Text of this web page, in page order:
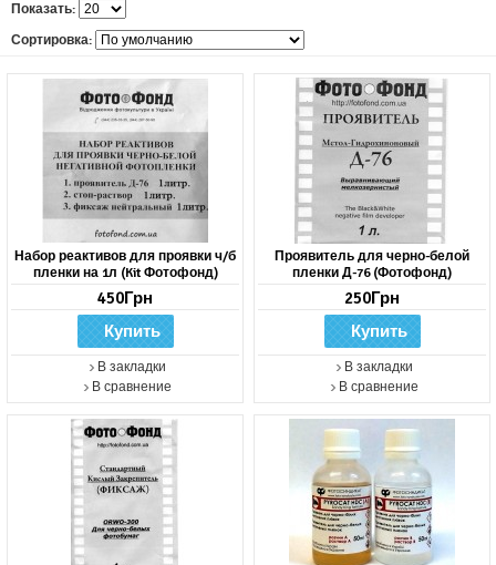
Показать:
Сортировка:
Набор реактивов для проявки ч/б
пленки на 1л (Kit Фотофонд)
450Грн
В закладки
В сравнение
Проявитель для черно-белой
пленки Д-76 (Фотофонд)
250Грн
В закладки
В сравнение